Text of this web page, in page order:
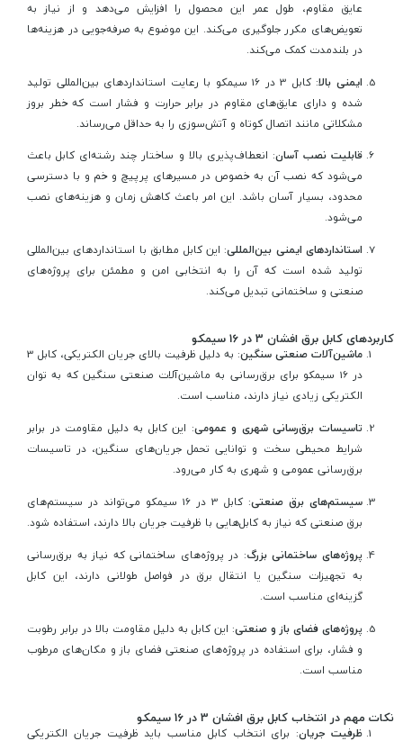
عایق مقاوم، طول عمر این محصول را افزایش می‌دهد و از نیاز به
تعویض‌های مکرر جلوگیری می‌کند. این موضوع به صرفه‌جویی در هزینه‌ها
در بلندمدت کمک می‌کند.
ایمنی بالا
: کابل 3 در 16 سیمکو با رعایت استانداردهای بین‌المللی تولید
شده و دارای عایق‌های مقاوم در برابر حرارت و فشار است که خطر بروز
مشکلاتی مانند اتصال کوتاه و آتش‌سوزی را به حداقل می‌رساند.
قابلیت نصب آسان: انعطاف‌پذیری بالا و ساختار چند رشته‌ای کابل باعث
می‌شود که نصب آن به خصوص در مسیرهای پرپیچ و خم و با دسترسی
محدود، بسیار آسان باشد. این امر باعث کاهش زمان و هزینه‌های نصب
می‌شود.
استانداردهای ایمنی بین‌المللی: این کابل مطابق با استانداردهای بین‌المللی
تولید شده است که آن را به انتخابی امن و مطمئن برای پروژه‌های
صنعتی و ساختمانی تبدیل می‌کند.
کاربردهای کابل برق افشان 3 در 16 سیمکو
ماشین‌آلات صنعتی سنگین
: به دلیل ظرفیت بالای جریان الکتریکی، کابل 3
در 16 سیمکو برای برق‌رسانی به ماشین‌آلات صنعتی سنگین که به توان
الکتریکی زیادی نیاز دارند، مناسب است.
تاسیسات برق‌رسانی شهری و عمومی: این کابل به دلیل مقاومت در برابر
شرایط محیطی سخت و توانایی تحمل جریان‌های سنگین، در تاسیسات
برق‌رسانی عمومی و شهری به کار می‌رود.
سیستم‌های برق صنعتی
: کابل 3 در 16 سیمکو می‌تواند در سیستم‌های
برق صنعتی که نیاز به کابل‌هایی با ظرفیت جریان بالا دارند، استفاده شود.
پروژه‌های ساختمانی بزرگ: در پروژه‌های ساختمانی که نیاز به برق‌رسانی
به تجهیزات سنگین یا انتقال برق در فواصل طولانی دارند، این کابل
گزینه‌ای مناسب است.
پروژه‌های فضای باز و صنعتی: این کابل به دلیل مقاومت بالا در برابر رطوبت
و فشار، برای استفاده در پروژه‌های صنعتی فضای باز و مکان‌های مرطوب
مناسب است.
نکات مهم در انتخاب کابل برق افشان 3 در 16 سیمکو
ظرفیت جریان: برای انتخاب کابل مناسب باید ظرفیت جریان الکتریکی